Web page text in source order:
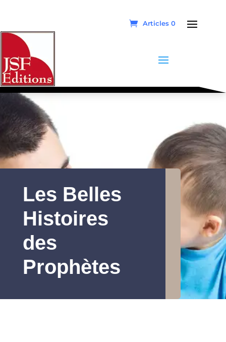
Articles 0
Les Belles
Histoires
des
Prophètes